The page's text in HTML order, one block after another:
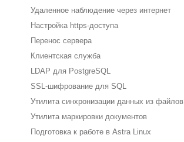
Удаленное наблюдение через интернет
Настройка https-доступа
Перенос сервера
Клиентская служба
LDAP для PostgreSQL
SSL-шифрование для SQL
Утилита синхронизации данных из файлов
Утилита маркировки документов
Подготовка к работе в Astra Linux